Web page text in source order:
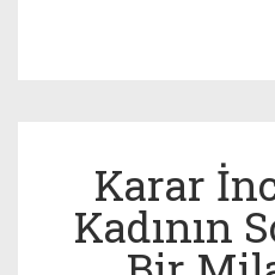
Karar
Kadının